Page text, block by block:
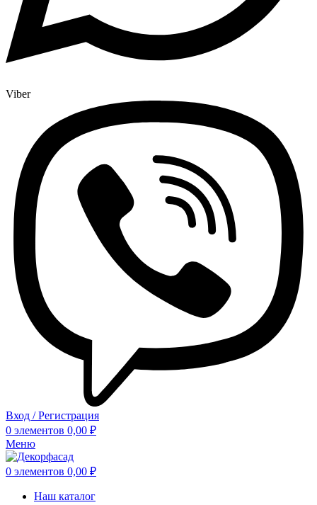
Viber
Вход / Регистрация
0 элементов 0,00 ₽
Меню
0 элементов 0,00 ₽
Наш каталог